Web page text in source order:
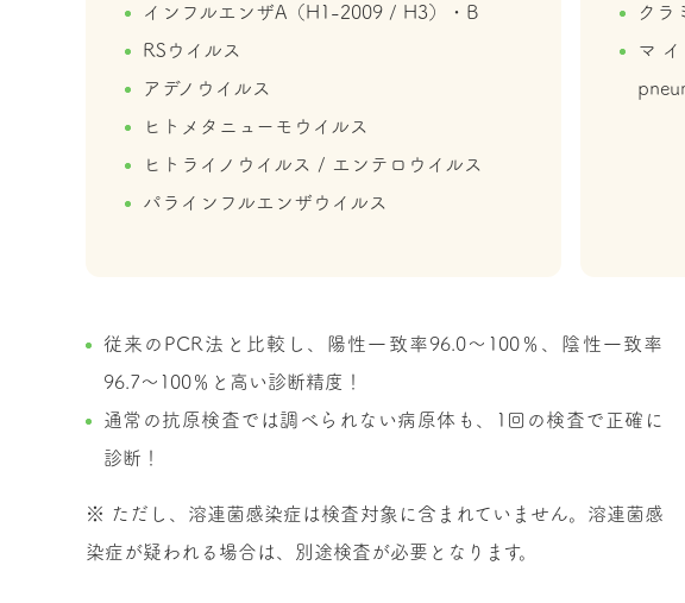
インフルエンザA（H1-2009 / H3）・B
RSウイルス
アデノウイルス
ヒトメタニューモウイルス
ヒトライノウイルス / エンテロウイルス
パラインフルエンザウイルス
クラ
マ
従来のPCR法と比較し、陽性一致率96.0～100％、陰性一致率
96.7～100％と高い診断精度！
通常の抗原検査では調べられない病原体も、1回の検査で正確に
診断！
※ ただし、溶連菌感染症は検査対象に含まれていません。溶連菌感
染症が疑われる場合は、別途検査が必要となります。